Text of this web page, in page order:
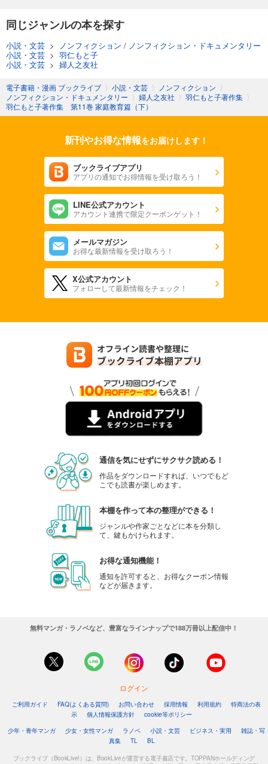
同じジャンルの本を探す
小説・文芸 > ノンフィクション / ノンフィクション・ドキュメンタリー
小説・文芸 > 羽仁もと子
小説・文芸 > 婦人之友社
電子書籍・漫画 ブックライブ 〉 小説・文芸 〉 ノンフィクション 〉
ノンフィクション・ドキュメンタリー 〉 婦人之友社 〉 羽仁もと子著作集 〉
羽仁もと子著作集 第11巻 家庭教育篇（下）
新刊やお得な情報をお届けします！
ブックライブアプリ
アプリの通知でお得情報を受け取ろう！
LINE公式アカウント
アカウント連携で限定クーポンゲット！
メールマガジン
お得な最新情報を受け取ろう！
X公式アカウント
フォローして最新情報をチェック！
通信を気にせずにサクサク読める！
作品をダウンロードすれば、いつでもど
こでも読書が楽しめます。
本棚を作って本の整理ができる！
ジャンルや作家ごとなどに本を分類し
て、鍵もかけられます。
お得な通知機能！
通知を許可すると、お得なクーポン情報
などが届きます。
無料マンガ・ラノベなど、豊富なラインナップで188万冊以上配信中！
ログイン
ご利用ガイド FAQ(よくある質問) お問い合わせ 採用情報 利用規約
特商法の表
示
個人情報保護方針
cookie等ポリシー
少年・青年マンガ
少女・女性マンガ ラノベ 小説・文芸 ビジネス・実用
雑誌・写
真集
TL BL
ブックライブ（BookLive!）は、BookLiveが運営する電子書店です。TOPPANホールディング